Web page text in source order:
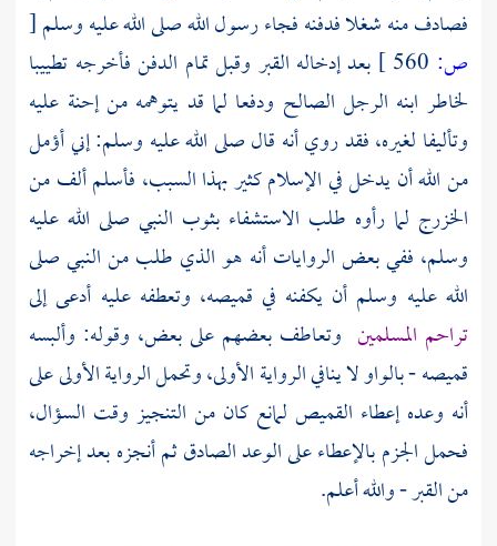
فصادف منه شغلا فدفنه فجاء رسول الله صلى الله عليه وسلم[
ص:
بعد إدخاله القبر وقبل تمام الدفن فأخرجه تطييبا
لخاطر ابنه الرجل الصالح ودفعا لما قد يتوهمه من إحنة عليه
وتأليفا لغيره، فقد روي أنه قال صلى الله عليه وسلم: إني أؤمل
من الله أن يدخل في الإسلام كثير بهذا السبب، فأسلم ألف من
الخزرج لما رأوه طلب الاستشفاء بثوب النبي صلى الله عليه
وسلم، ففي بعض الروايات أنه هو الذي طلب من النبي صلى
الله عليه وسلم أن يكفنه في قميصه، وتعطفه عليه أدعى إلى
تراحم المسلمين وتعاطف بعضهم على بعض، وقوله: وألبسه
قميصه - بالواو لا ينافي الرواية الأولى، وتحمل الرواية الأولى على
أنه وعده إعطاء القميص لمانع كان من التنجيز وقت السؤال،
فحمل الجزم بالإعطاء على الوعد الصادق ثم أنجزه بعد إخراجه
من القبر - والله أعلم.